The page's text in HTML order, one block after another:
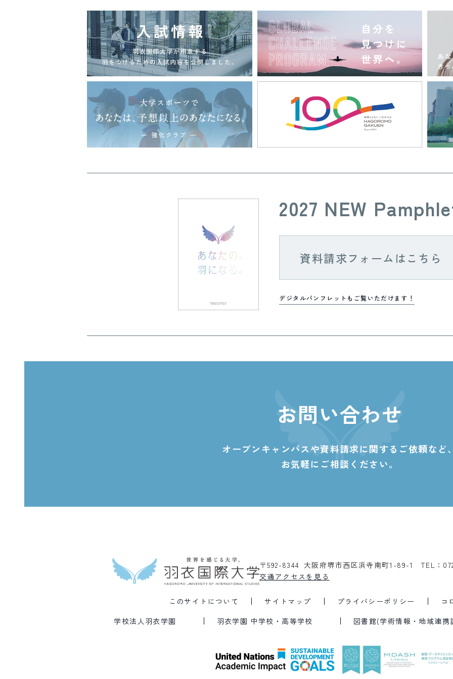
2027 NEW
資料請求フォームはこちら
デジタルパンフレットもご覧いただけます！
お問い合わせ
オープンキャンパスや資料請求に関する ご依頼など
お気軽にご相談ください。
〒592-8344 大阪府堺市西区浜寺南町1-89-1
TEL：
交通アクセスを見る
このサイトについて サイトマップ プライバシーポリシー
コ
学校法人羽衣学園
羽衣学園 中学校・高等学校 図書館(学術情報・地域連携